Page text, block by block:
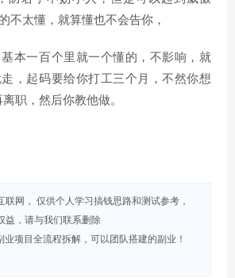
不太懂，就算懂也不会告你，
本一百个里就一个懂的，不影响，就
，起码要给你打工三个月，不然你想
职，然后你教他做。
联网， 仅供个人学习搞钱思路和测试参考，
益，请与我们联系删除
业项目全流程拆解，可以团队搭建的副业！